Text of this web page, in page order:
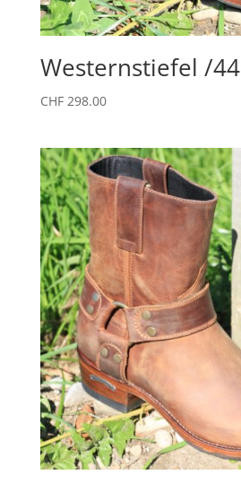
Westernstiefel /44
CHF298.00